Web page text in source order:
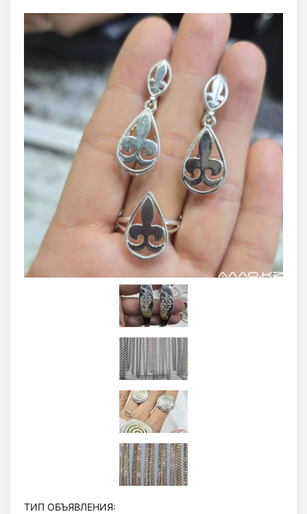
ТИП ОБЪЯВЛЕНИЯ: